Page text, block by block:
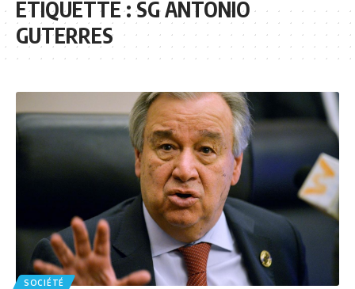
ÉTIQUETTE :SG ANTÓNIO
GUTERRES
SOCIÉTÉ